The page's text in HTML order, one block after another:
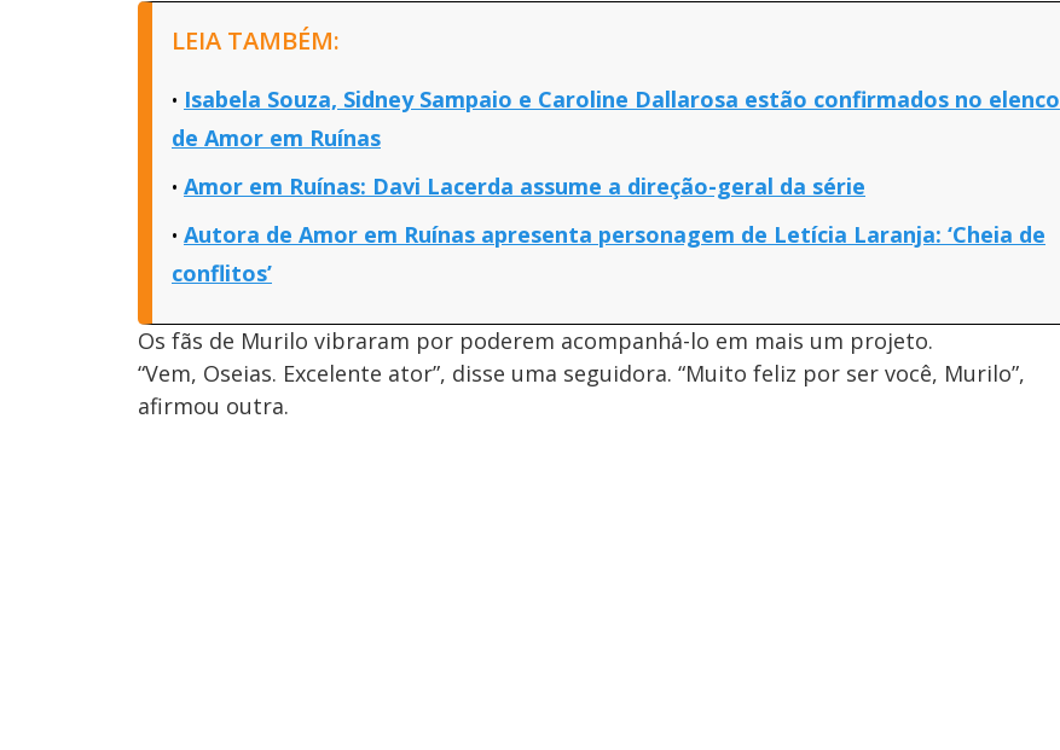
LEIA TAMBÉM:
Isabela Souza, Sidney Sampaio e Caroline Dallarosa estão confirmados no elenco
de Amor em Ruínas
Amor em Ruínas: Davi Lacerda assume a direção-geral da série
Autora de Amor em Ruínas apresenta personagem de Letícia Laranja: ‘Cheia de
conflitos’
Os fãs de Murilo vibraram por poderem acompanhá-lo em mais um projeto.
“Vem, Oseias. Excelente ator”, disse uma seguidora. “Muito feliz por ser você, Murilo”,
afirmou outra.